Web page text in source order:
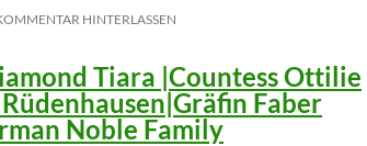
HINTERLASSEN
Tiara |Countess Ottilie
Faber
Noble Family